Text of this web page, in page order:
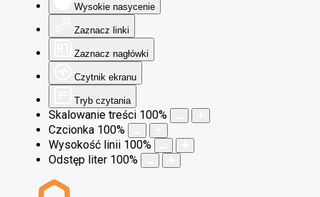
Wysokie nasycenie
Zaznacz linki
Zaznacz nagłówki
Czytnik ekranu
Tryb czytania
Skalowanie treści 100%
Czcionka 100%
Wysokość linii 100%
Odstęp liter 100%